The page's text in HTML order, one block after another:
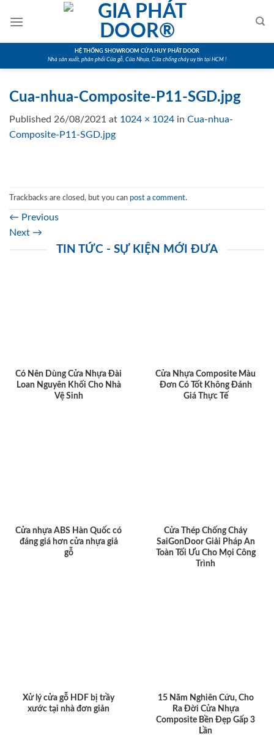
HỆ THỐNG SHOWROOM CỬA HUY PHÁT DOOR
Nhà sản xuất, phân phối Cửa gỗ, Cửa Nhựa, Cửa chống cháy uy tín tại HCM !
Cua-nhua-Composite-P11-SGD.jpg
Published 26/08/2021 at 1024 × 1024 in Cua-nhua-
Composite-P11-SGD.jpg
Trackbacks are closed, but you can post a comment.
← Previous
Next →
TIN TỨC - SỰ KIỆN MỚI ĐƯA
Có Nên Dùng Cửa Nhựa Đài
Loan Nguyên Khối Cho Nhà
Vệ Sinh
Cửa Nhựa Composite Màu
Đơn Có Tốt Không Đánh
Giá Thực Tế
Cửa nhựa ABS Hàn Quốc có
đáng giá hơn cửa nhựa giả
gỗ
Cửa Thép Chống Cháy
SaiGonDoor Giải Pháp An
Toàn Tối Ưu Cho Mọi Công
Trình
Xử lý cửa gỗ HDF bị trầy
xước tại nhà đơn giản
15 Năm Nghiên Cứu, Cho
Ra Đời Cửa Nhựa
Composite Bền Đẹp Gấp 3
Lần